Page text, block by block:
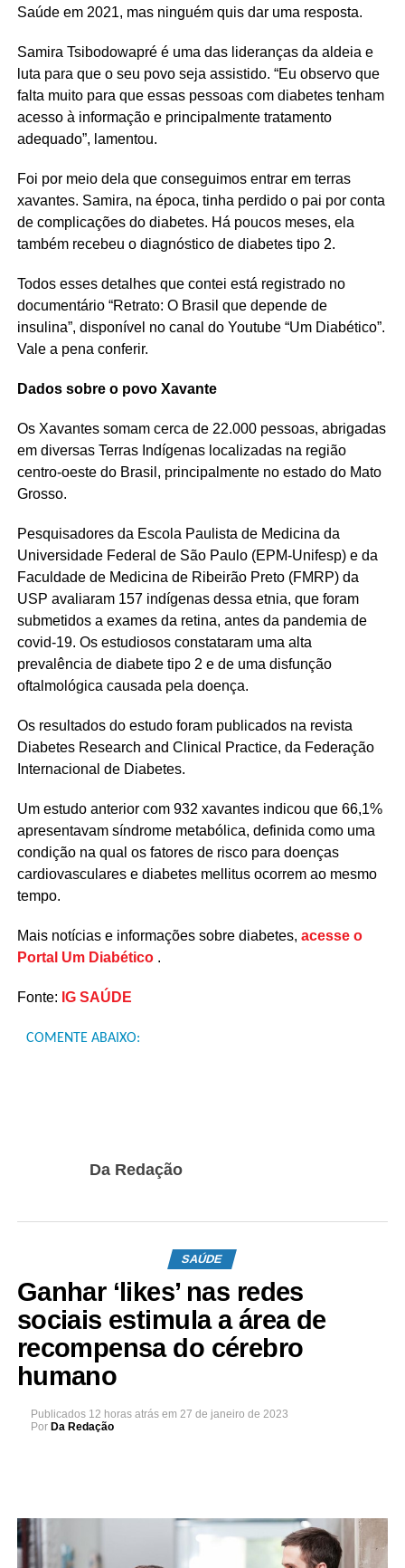
Saúde em 2021, mas ninguém quis dar uma resposta.
Samira Tsibodowapré é uma das lideranças da aldeia e
luta para que o seu povo seja assistido. “Eu observo que
falta muito para que essas pessoas com diabetes tenham
acesso à informação e principalmente tratamento
adequado”, lamentou.
Foi por meio dela que conseguimos entrar em terras
xavantes. Samira, na época, tinha perdido o pai por conta
de complicações do diabetes. Há poucos meses, ela
também recebeu o diagnóstico de diabetes tipo 2.
Todos esses detalhes que contei está registrado no
documentário “Retrato: O Brasil que depende de
insulina”, disponível no canal do Youtube “Um Diabético”.
Vale a pena conferir.
Dados sobre o povo Xavante
Os Xavantes somam cerca de 22.000 pessoas, abrigadas
em diversas Terras Indígenas localizadas na região
centro-oeste do Brasil, principalmente no estado do Mato
Grosso.
Pesquisadores da Escola Paulista de Medicina da
Universidade Federal de São Paulo (EPM-Unifesp) e da
Faculdade de Medicina de Ribeirão Preto (FMRP) da
USP avaliaram 157 indígenas dessa etnia, que foram
submetidos a exames da retina, antes da pandemia de
covid-19. Os estudiosos constataram uma alta
prevalência de diabete tipo 2 e de uma disfunção
oftalmológica causada pela doença.
Os resultados do estudo foram publicados na revista
Diabetes Research and Clinical Practice, da Federação
Internacional de Diabetes.
Um estudo anterior com 932 xavantes indicou que 66,1%
apresentavam síndrome metabólica, definida como uma
condição na qual os fatores de risco para doenças
cardiovasculares e diabetes mellitus ocorrem ao mesmo
tempo.
Mais notícias e informações sobre diabetes, acesse o
Portal Um Diabético.
Fonte: IG SAÚDE
COMENTE ABAIXO:
Da Redação
SAÚDE
Ganhar ‘likes’ nas redes
sociais estimula a área de
recompensa do cérebro
humano
Publicados 12 horas atrás em 27 de janeiro de 2023
Por Da Redação